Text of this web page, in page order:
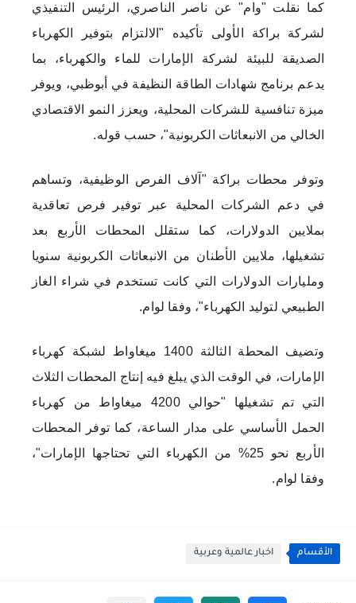
كما نقلت "وام" عن ناصر الناصري، الرئيس التنفيذي
لشركة براكة الأولى تأكيده "الالتزام بتوفير الكهرباء
الصديقة للبيئة لشركة الإمارات للماء والكهرباء، بما
يدعم برنامج شهادات الطاقة النظيفة في أبوظبي، ويوفر
ميزة تنافسية للشركات المحلية، ويعزز النمو الاقتصادي
الخالي من الانبعاثات الكربونية"، حسب قوله.
وتوفر محطات براكة "آلاف الفرص الوظيفية، وتساهم
في دعم الشركات المحلية عبر توفير فرص تعاقدية
بملايين الدولارات، كما ستقلل المحطات الأربع بعد
تشغيلها، ملايين الأطنان من الانبعاثات الكربونية سنويا
ومليارات الدولارات التي كانت تستخدم في شراء الغاز
الطبيعي لتوليد الكهرباء"، وفقا لوام.
وتضيف المحطة الثالثة 1400 ميغاواط لشبكة كهرباء
الإمارات، في الوقت الذي يبلغ فيه إنتاج المحطات الثلاث
التي تم تشغيلها "حوالي 4200 ميغاواط من كهرباء
الحمل الأساسي على مدار الساعة، كما توفر المحطات
الأربع نحو 25% من الكهرباء التي تحتاجها الإمارات"،
وفقا لوام.
الأقسام اخبار عالمية وعربية